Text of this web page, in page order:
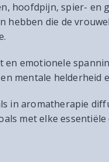
hoofdpijn, spier- en
hebben die de
emotionele
mentale helderheid
in aromatherapie
met elke